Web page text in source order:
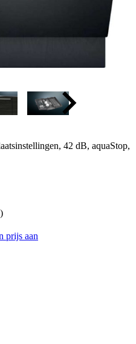
42 dB, aquaStop,
prijs aan